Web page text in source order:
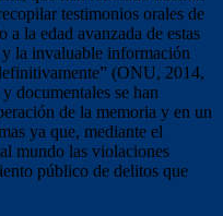
testimonios orales de
la edad avanzada de estas
y la invaluable información
(ONU, 2014,
documentales se han
de la memoria y en un
ya que, mediante el
mundo las violaciones
público de delitos que